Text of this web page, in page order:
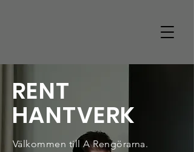
RENT HANTV
RENT
HANTVERK
Välkommen till A Rengörarna.